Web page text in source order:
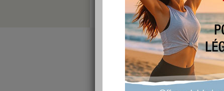
à suivre ses conseils. J'ai trop de repas en
ne pas contrôler ma gourmandise. bise à
mon alimentation
Petit-déjeuner : 2 bols
Déjeuner :
Salade
en boite, 1
carrés de